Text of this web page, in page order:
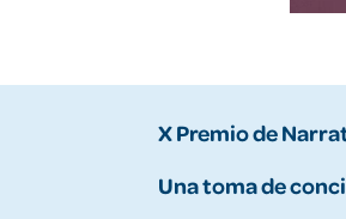
X Premio de
Una toma de